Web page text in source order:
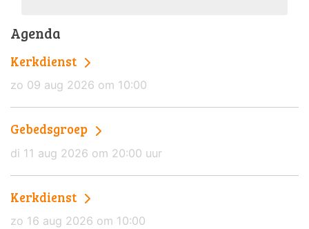
Agenda
Kerkdienst
zo 09 aug 2026 om 10:00
Gebedsgroep
di 11 aug 2026 om 20:00 uur
Kerkdienst
zo 16 aug 2026 om 10:00